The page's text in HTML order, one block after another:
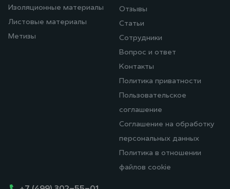
Изоляционные материалы
Листовые материалы
Метизы
Отзывы
Статьи
Сотрудники
Вопрос и ответ
Контакты
Политика приватности
Пользовательское
соглашение
Соглашение на обработку
персональных данных
Политика в отношении
файлов cookie